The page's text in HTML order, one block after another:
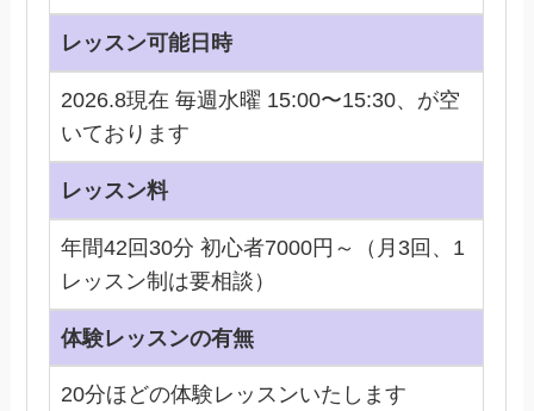
レッスン可能日時
2026.8現在 毎週水曜 15:00〜15:30、が空
いております
レッスン料
年間42回30分 初心者7000円～（月3回、1
レッスン制は要相談）
体験レッスンの有無
20分ほどの体験レッスンいたします